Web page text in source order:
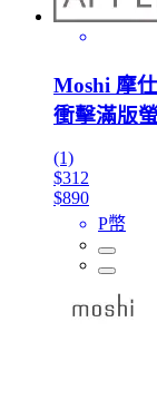
Moshi 摩
衝擊滿版
(1)
$312
$890
P幣